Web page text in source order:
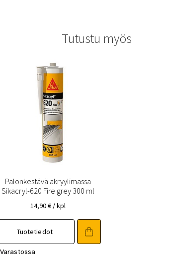
Tutustu myös
Palonkestävä akryylimassa
Sikacryl-620 Fire grey 300 ml
14,90€ / kpl
Tuotetiedot
Varastossa